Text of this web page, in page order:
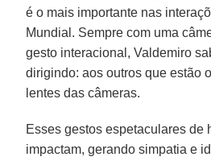
é o mais importante nas
Mundial. Sempre com uma
gesto interacional, Valdemiro
dirigindo: aos outros que estão
lentes das câmeras.
Esses gestos espetaculares de
impactam, gerando simpatia e